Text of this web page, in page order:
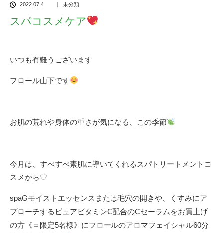
2022.07.4 未分類
スパコスメケア
いつも有難うございます
フロール山下です
お肌の荒れや身体の重さが気になる、この季節
今月は、すべすべ素肌に導いてくれるスパトリートメントコ
スメから♡
spaGモイストエッセンスまたは毛穴の開きや、くすみにア
プローチするピュアビタミンC配合のCセーラムをお買上げ
の方《＝限定5名様》にフロールのアロマフェイシャル60分